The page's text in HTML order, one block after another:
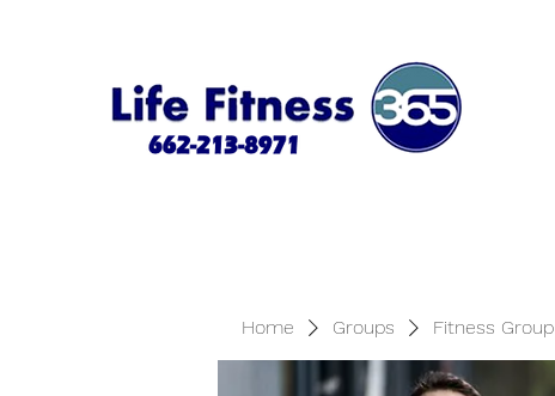
Home Groups Fitness Group